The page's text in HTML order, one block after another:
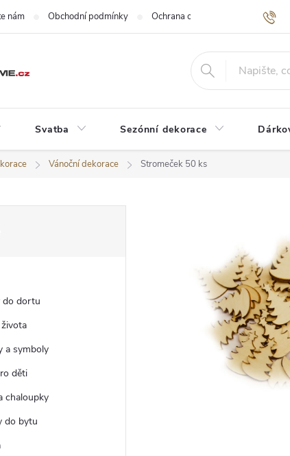
nám Obchodní podmínky Ochrana osobních údajů O
Svatba Sezónní dekorace
Vánoční dekorace Stromeček 50 ks
do dortu
a symboly
děti
chaloupky
do bytu